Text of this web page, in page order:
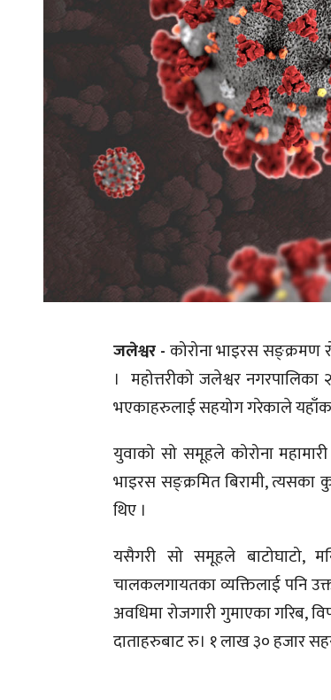
जलेश्वर -कोरोना भाइरस सङ्क्रमण
। महोत्तरीको जलेश्वर
भएकाहरुलाई सहयोग गरेकाले
युवाको सो समूहले कोरोना
भाइरस सङ्क्रमित बिरामी, त्यसका
थिए ।
यसैगरी सो समूहले बाटोघाटो,
चालकलगायतका व्यक्तिलाई पनि
अवधिमा रोजगारी गुमाएका गरिब,
दाताहरुबाट रु। १ लाख ३० हजार